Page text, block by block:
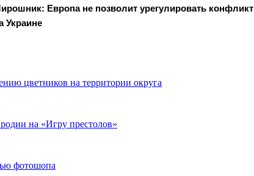
Европа не позволит урегулировать конфликт
Украине
цветников на территории округа
на «Игру престолов»
фотошопа